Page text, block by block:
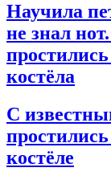
Научила
не знал
костёла
С
костёле